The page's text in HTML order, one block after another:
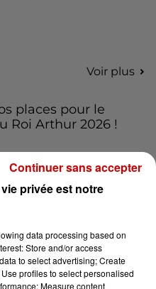
Voir plus
places pour le
Roi Arthur 2026 !
privée est notre
data processing based on
Store and/or access
to select advertising; Create
profiles to select personalised
Measure content
Continuer sans accepter